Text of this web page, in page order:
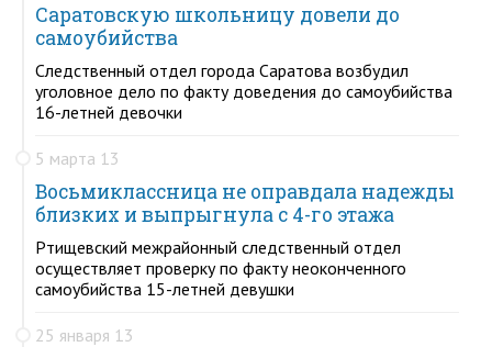
Саратовскую школьницу довели до
самоубийства
Следственный отдел города Саратова возбудил
уголовное дело по факту доведения до самоубийства
16-летней девочки
5 марта 13
Восьмиклассница не оправдала надежды
близких и выпрыгнула с 4-го этажа
Ртищевский межрайонный следственный отдел
осуществляет проверку по факту неоконченного
самоубийства 15-летней девушки
25 января 13